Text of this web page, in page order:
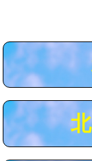
用（追加）/3ｍ
給水管工事※（
給水管工事※
管・ポリ管・